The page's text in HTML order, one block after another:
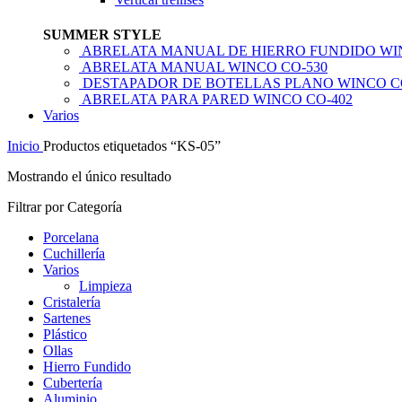
SUMMER STYLE
ABRELATA MANUAL DE HIERRO FUNDIDO
ABRELATA MANUAL WINCO CO-530
DESTAPADOR DE BOTELLAS PLANO WINCO
ABRELATA PARA PARED WINCO CO-402
Varios
Inicio Productos etiquetados “KS-05”
Mostrando el único resultado
Filtrar por Categoría
Porcelana
Cuchillería
Varios
Limpieza
Cristalería
Sartenes
Plástico
Ollas
Hierro Fundido
Cubertería